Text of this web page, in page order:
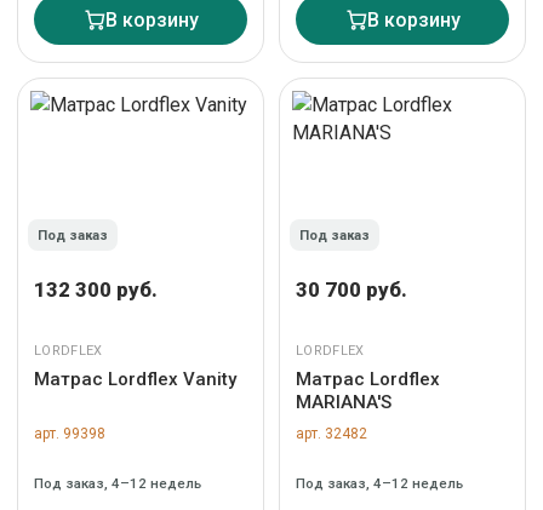
В корзину В корзину
Под заказ
132 300 руб.
LORDFLEX
Матрас Lordflex Vanity
арт. 99398
Под заказ, 4–12 недель
Под заказ
30 700 руб.
LORDFLEX
Матрас Lordflex
MARIANA'S
арт. 32482
Под заказ, 4–12 недель